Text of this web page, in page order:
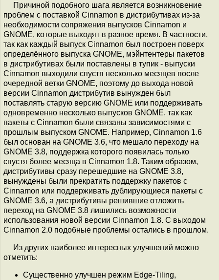
Причиной подобного шага является возникновение
проблем с поставкой Cinnamon в дистрибутивах из-за
необходимости сопряжения выпусков Cinnamon и
GNOME, которые выходят в разное время. В частности,
так как каждый выпуск Cinnamon был построен поверх
определённого выпуска GNOME, мэйнтентеры пакетов
в дистрибутивах были поставлены в тупик - выпуски
Cinnamon выходили спустя несколько месяцев после
очередной ветки GNOME, поэтому до выхода новой
версии Cinnamon дистрибутив вынужден был
поставлять старую версию GNOME или поддерживать
одновременно несколько выпусков GNOME, так как
пакеты с Cinnamon были связаны зависимостями с
прошлым выпуском GNOME. Например, Cinnamon 1.6
был основан на GNOME 3.6, что мешало переходу на
GNOME 3.8, поддержка которого появилась только
спустя более месяца в Cinnamon 1.8. Таким образом,
дистрибутивы сразу перешедшие на GNOME 3.8,
вынуждены были прекратить поддержку пакетов с
Cinnamon или поддерживать дублирующиеся пакеты с
GNOME 3.6, а дистрибутивы решившие отложить
переход на GNOME 3.8 лишились возможности
использования новой версии Cinnamon 1.8. С выходом
Cinnamon 2.0 подобные проблемы остались в прошлом.
Из других наиболее интересных улучшений можно
отметить:
Существенно улучшен режим Edge-Tiling,